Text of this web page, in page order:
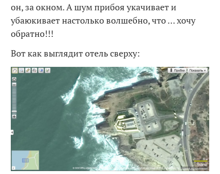
он, за окном. А шум прибоя укачивает и
убаюкивает настолько волшебно, что … хочу
обратно!!!
Вот как выглядит отель сверху: